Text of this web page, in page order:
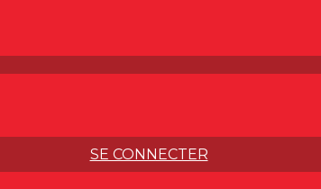
SE CONNECTER